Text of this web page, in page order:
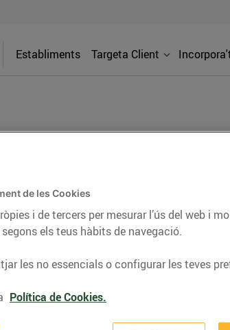
Establiments Targeta Client
fruites i verdures de
i molt més. Visita'ns i
Av.
de les Cookies
i de tercers per mesurar l’ús del web i
els teus hàbits de navegació.
les no essencials o configurar les teves
Política de Cookies.